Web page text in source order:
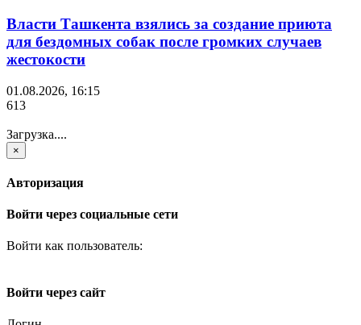
Власти Ташкента взялись за создание приюта
для бездомных собак после громких случаев
жестокости
01.08.2026, 16:15
613
Загрузка....
×
Авторизация
Войти через социальные сети
Войти как пользователь:
Войти через сайт